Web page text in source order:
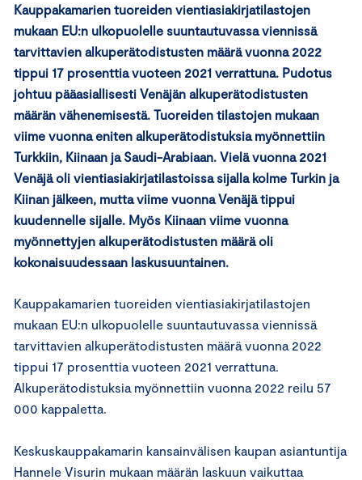
Kauppakamarien tuoreiden vientiasiakirjatilastojen
mukaan EU:n ulkopuolelle suuntautuvassa viennissä
tarvittavien alkuperätodistusten määrä vuonna 2022
tippui 17 prosenttia vuoteen 2021 verrattuna. Pudotus
johtuu pääasiallisesti Venäjän alkuperätodistusten
määrän vähenemisestä. Tuoreiden tilastojen mukaan
viime vuonna eniten alkuperätodistuksia myönnettiin
Turkkiin, Kiinaan ja Saudi-Arabiaan. Vielä vuonna 2021
Venäjä oli vientiasiakirjatilastoissa sijalla kolme Turkin ja
Kiinan jälkeen, mutta viime vuonna Venäjä tippui
kuudennelle sijalle. Myös Kiinaan viime vuonna
myönnettyjen alkuperätodistusten määrä oli
kokonaisuudessaan laskusuuntainen.
Kauppakamarien tuoreiden vientiasiakirjatilastojen
mukaan EU:n ulkopuolelle suuntautuvassa viennissä
tarvittavien alkuperätodistusten määrä vuonna 2022
tippui 17 prosenttia vuoteen 2021 verrattuna.
Alkuperätodistuksia myönnettiin vuonna 2022 reilu 57
000 kappaletta.
Keskuskauppakamarin kansainvälisen kaupan asiantuntija
Hannele Visurin mukaan määrän laskuun vaikuttaa